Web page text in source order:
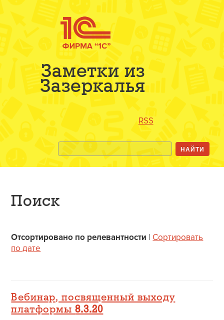
Заметки из
Зазеркалья
RSS
Поиск
Отсортировано по релевантности | Сортировать
по дате
Вебинар, посвященный выходу
платформы8.3.20